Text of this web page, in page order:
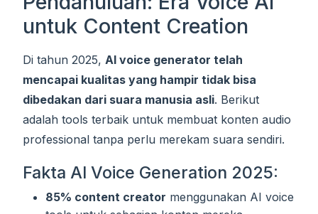
untuk Content Creation
Di tahun 2025, AI voice generator telah
mencapai kualitas yang hampir tidak bisa
dibedakan dari suara manusia asli. Berikut
adalah tools terbaik untuk membuat konten audio
professional tanpa perlu merekam suara sendiri.
Fakta AI Voice Generation 2025:
85% content creator menggunakan AI voice